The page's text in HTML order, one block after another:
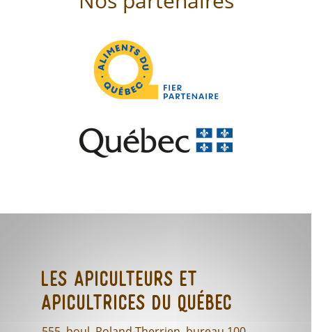
Les Apiculteurs et
Apicultrices du Québec